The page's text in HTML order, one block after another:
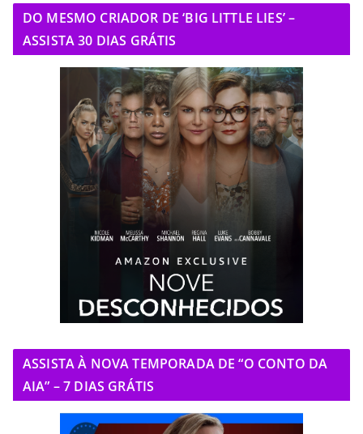
DO MESMO CRIADOR DE ‘BIG LITTLE LIES’ –
ASSISTA 30 DIAS GRÁTIS
ASSISTA À NOVA TEMPORADA DE “O CONTO DA
AIA” – 7 DIAS GRÁTIS